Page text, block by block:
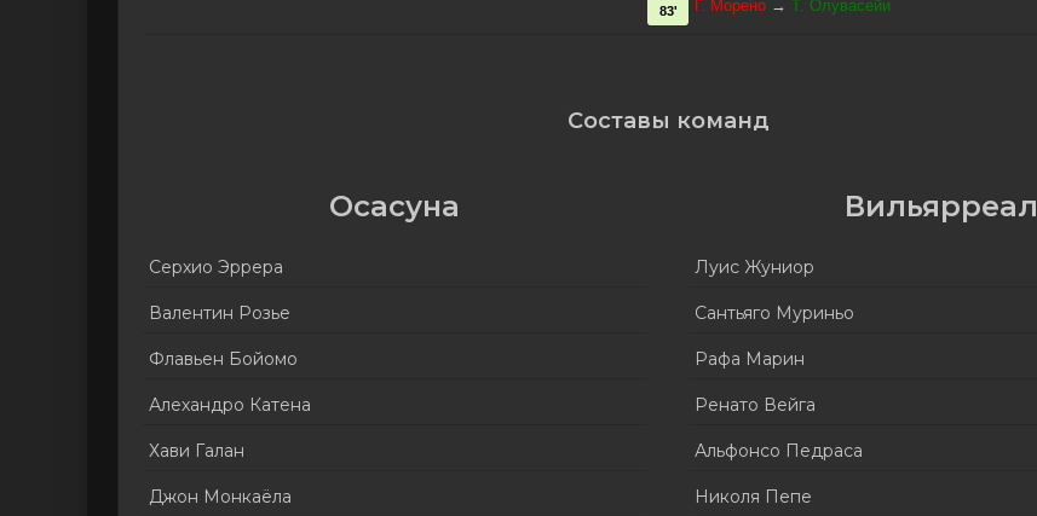
Г. Морено → Т. Олувасейи
83'
Составы команд
Осасуна
Серхио Эррера
Валентин Розье
Флавьен Бойомо
Алехандро Катена
Хави Галан
Джон Монкаёла
Вильярреал
Луис Жуниор
Сантьяго Муриньо
Рафа Марин
Ренато Вейга
Альфонсо Педраса
Николя Пепе